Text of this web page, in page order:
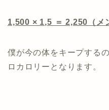
1,500 × 1,5 ＝ 2,250（メ
僕が今の体をキープする
ロカロリーとなります。